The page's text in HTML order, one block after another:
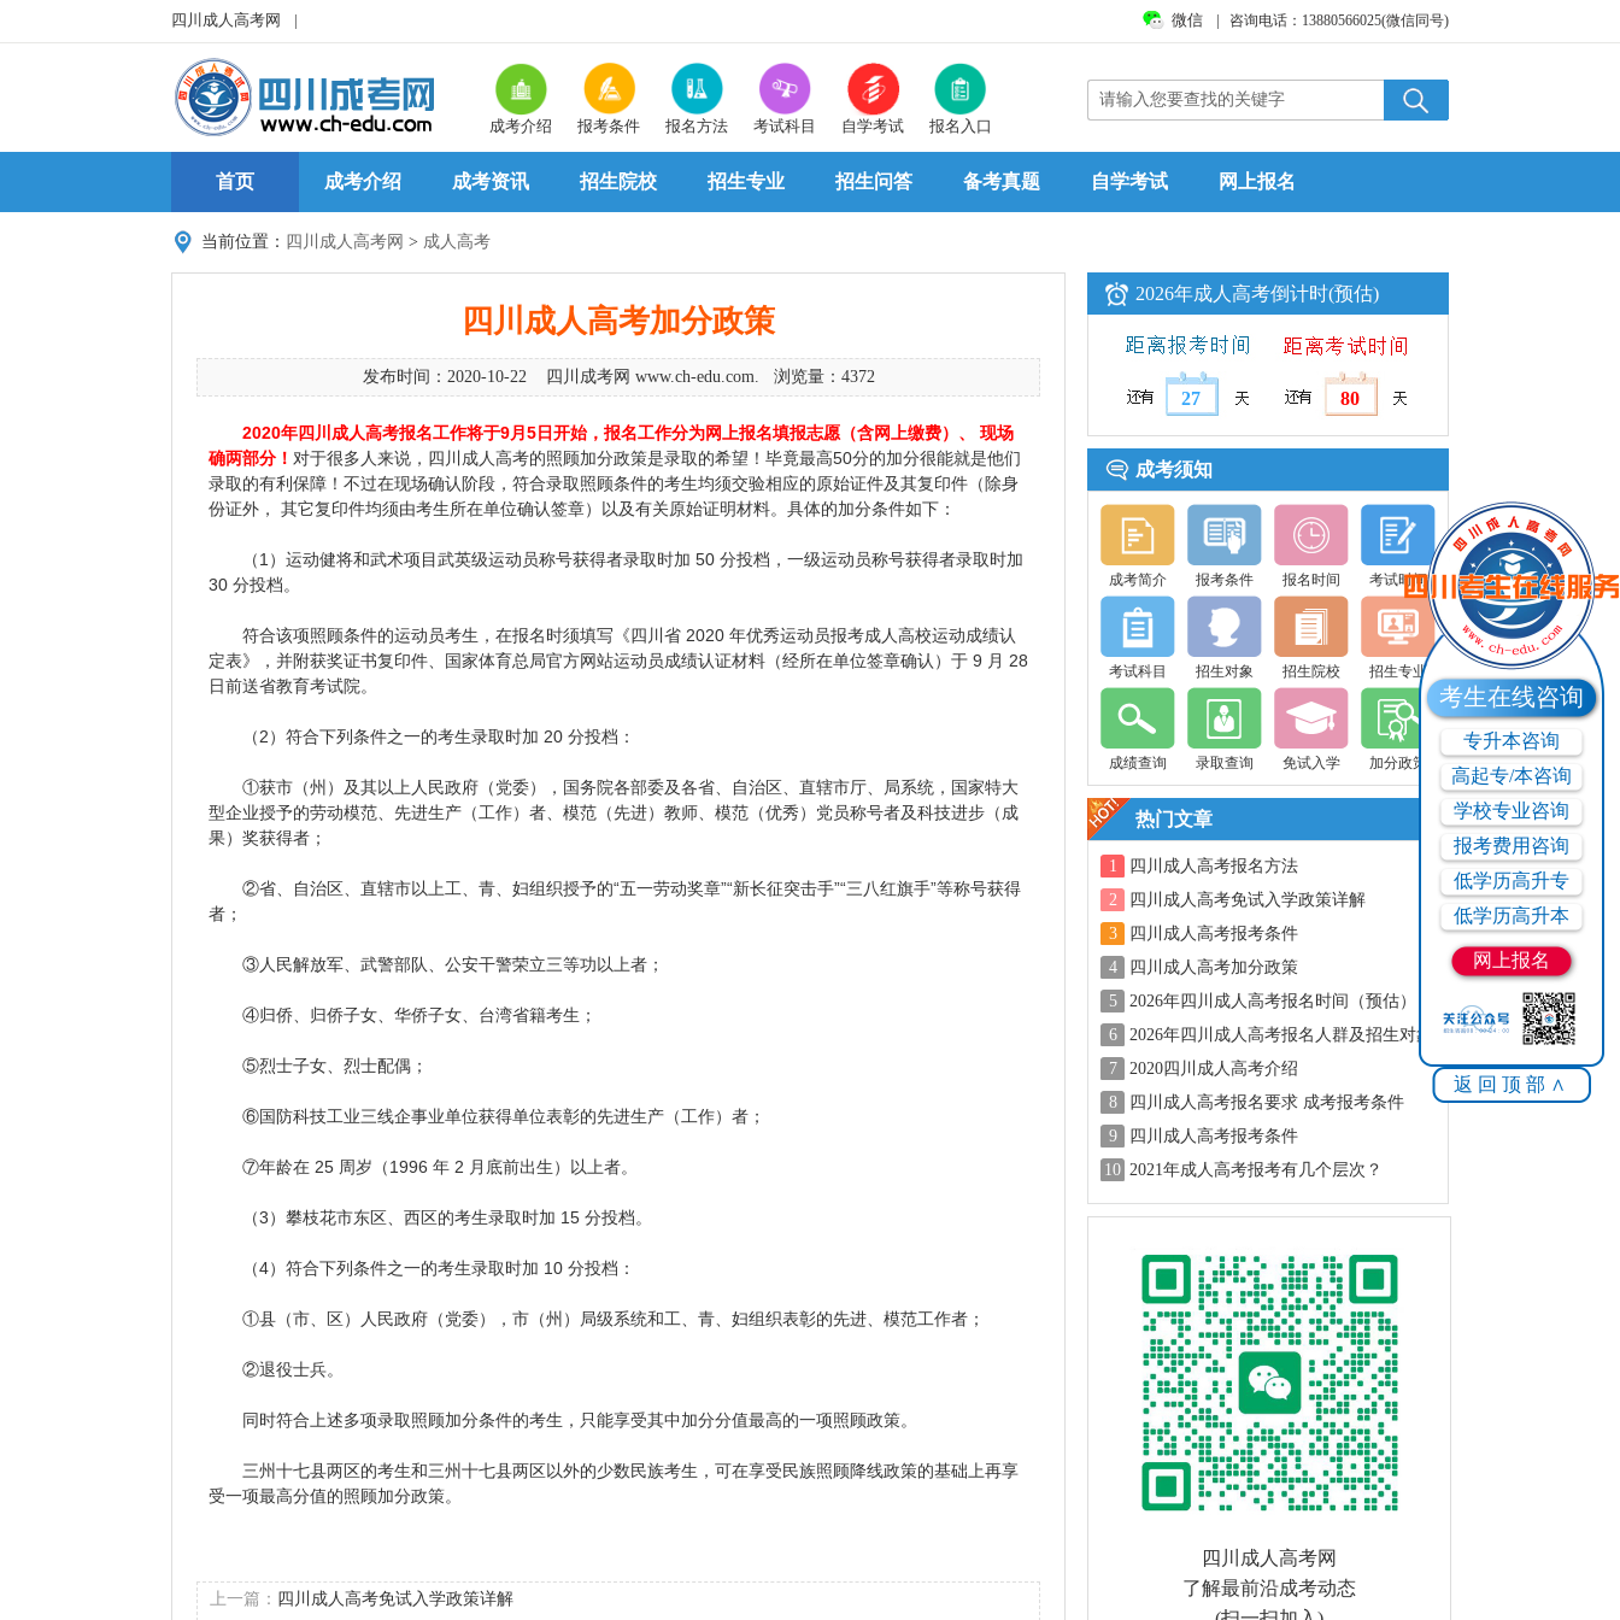
考生在线咨询
专升本咨询
高起专/本咨询
学校专业咨询
报考费用咨询
低学历高升专
低学历高升本
网上报名
返回顶部∧
四川成人高考网 | 微信 | 咨询电话：13880566025(微信同号)
成考介绍 报考条件 报名方法 考试科目 自学考试 报名入口
首页 成考介绍 成考资讯 招生院校 招生专业 招生问答 备考真题 自学考试 网上报名
当前位置： 四川成人高考网 > 成人高考
四川成人高考加分政策
发布时间：2020-10-22 四川成考网 www.ch-edu.com. 浏览量：4372
2020年四川成人高考报名工作将于9月5日开始，报名工作分为网上报名填报志愿（含网上缴费）、 现场
确两部分！ 对于很多人来说，四川成人高考的照顾加分政策是录取的希望！毕竟最高50分的加分很能就是他们
录取的有利保障！不过在现场确认阶段，符合录取照顾条件的考生均须交验相应的原始证件及其复印件（除身
份证外， 其它复印件均须由考生所在单位确认签章）以及有关原始证明材料。具体的加分条件如下：
（1）运动健将和武术项目武英级运动员称号获得者录取时加 50 分投档，一级运动员称号获得者录取时加
30 分投档。
符合该项照顾条件的运动员考生，在报名时须填写《四川省 2020 年优秀运动员报考成人高校运动成绩认
定表》，并附获奖证书复印件、国家体育总局官方网站运动员成绩认证材料（经所在单位签章确认）于 9 月 28
日前送省教育考试院。
（2）符合下列条件之一的考生录取时加 20 分投档：
①获市（州）及其以上人民政府（党委），国务院各部委及各省、自治区、直辖市厅、局系统，国家特大
型企业授予的劳动模范、先进生产（工作）者、模范（先进）教师、模范（优秀）党员称号者及科技进步（成
果）奖获得者；
②省、自治区、直辖市以上工、青、妇组织授予的“五一劳动奖章”“新长征突击手”“三八红旗手”等称号获得
者；
③人民解放军、武警部队、公安干警荣立三等功以上者；
④归侨、归侨子女、华侨子女、台湾省籍考生；
⑤烈士子女、烈士配偶；
⑥国防科技工业三线企事业单位获得单位表彰的先进生产（工作）者；
⑦年龄在 25 周岁（1996 年 2 月底前出生）以上者。
（3）攀枝花市东区、西区的考生录取时加 15 分投档。
（4）符合下列条件之一的考生录取时加 10 分投档：
①县（市、区）人民政府（党委），市（州）局级系统和工、青、妇组织表彰的先进、模范工作者；
②退役士兵。
同时符合上述多项录取照顾加分条件的考生，只能享受其中加分分值最高的一项照顾政策。
三州十七县两区的考生和三州十七县两区以外的少数民族考生，可在享受民族照顾降线政策的基础上再享
受一项最高分值的照顾加分政策。
上一篇： 四川成人高考免试入学政策详解
2026年成人高考倒计时(预估)
27 80
成考须知
成考简介 报考条件 报名时间 考试时间
考试科目 招生对象 招生院校 招生专业
成绩查询 录取查询 免试入学 加分政策
热门文章
1
四川成人高考报名方法
2
四川成人高考免试入学政策详解
3
四川成人高考报考条件
4
四川成人高考加分政策
5
2026年四川成人高考报名时间（预估）
6
2026年四川成人高考报名人群及招生对象
7
2020四川成人高考介绍
8
四川成人高考报名要求 成考报考条件
9
四川成人高考报考条件
10 2021年成人高考报考有几个层次？
四川成人高考网
了解最前沿成考动态